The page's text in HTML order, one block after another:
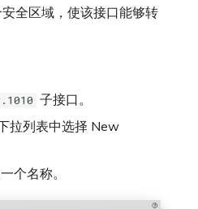
全区域，使该接口能够转
子接口。
拉列表中选择 New
个名称。